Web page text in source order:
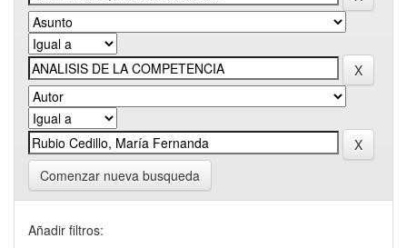
Comenzar nueva busqueda
Añadir filtros: